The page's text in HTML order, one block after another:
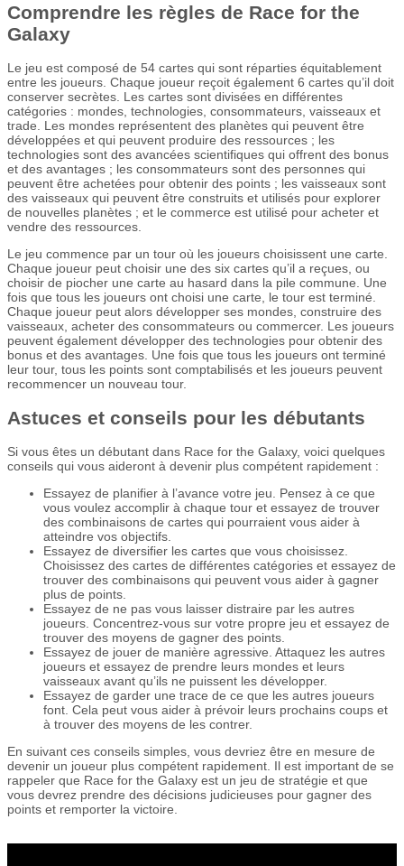
Comprendre les règles de Race for the
Galaxy
Le jeu est composé de 54 cartes qui sont réparties équitablement
entre les joueurs. Chaque joueur reçoit également 6 cartes qu’il doit
conserver secrètes. Les cartes sont divisées en différentes
catégories : mondes, technologies, consommateurs, vaisseaux et
trade. Les mondes représentent des planètes qui peuvent être
développées et qui peuvent produire des ressources ; les
technologies sont des avancées scientifiques qui offrent des bonus
et des avantages ; les consommateurs sont des personnes qui
peuvent être achetées pour obtenir des points ; les vaisseaux sont
des vaisseaux qui peuvent être construits et utilisés pour explorer
de nouvelles planètes ; et le commerce est utilisé pour acheter et
vendre des ressources.
Le jeu commence par un tour où les joueurs choisissent une carte.
Chaque joueur peut choisir une des six cartes qu’il a reçues, ou
choisir de piocher une carte au hasard dans la pile commune. Une
fois que tous les joueurs ont choisi une carte, le tour est terminé.
Chaque joueur peut alors développer ses mondes, construire des
vaisseaux, acheter des consommateurs ou commercer. Les joueurs
peuvent également développer des technologies pour obtenir des
bonus et des avantages. Une fois que tous les joueurs ont terminé
leur tour, tous les points sont comptabilisés et les joueurs peuvent
recommencer un nouveau tour.
Astuces et conseils pour les débutants
Si vous êtes un débutant dans Race for the Galaxy, voici quelques
conseils qui vous aideront à devenir plus compétent rapidement :
Essayez de planifier à l’avance votre jeu. Pensez à ce que
vous voulez accomplir à chaque tour et essayez de trouver
des combinaisons de cartes qui pourraient vous aider à
atteindre vos objectifs.
Essayez de diversifier les cartes que vous choisissez.
Choisissez des cartes de différentes catégories et essayez de
trouver des combinaisons qui peuvent vous aider à gagner
plus de points.
Essayez de ne pas vous laisser distraire par les autres
joueurs. Concentrez-vous sur votre propre jeu et essayez de
trouver des moyens de gagner des points.
Essayez de jouer de manière agressive. Attaquez les autres
joueurs et essayez de prendre leurs mondes et leurs
vaisseaux avant qu’ils ne puissent les développer.
Essayez de garder une trace de ce que les autres joueurs
font. Cela peut vous aider à prévoir leurs prochains coups et
à trouver des moyens de les contrer.
En suivant ces conseils simples, vous devriez être en mesure de
devenir un joueur plus compétent rapidement. Il est important de se
rappeler que Race for the Galaxy est un jeu de stratégie et que
vous devrez prendre des décisions judicieuses pour gagner des
points et remporter la victoire.